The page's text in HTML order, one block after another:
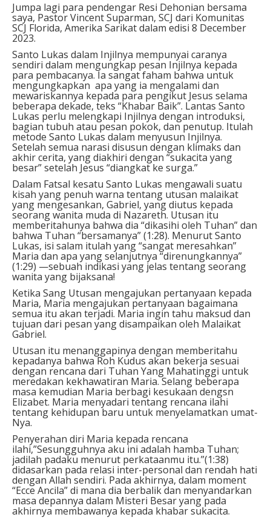
Jumpa lagi para pendengar Resi Dehonian bersama
saya, Pastor Vincent Suparman, SCJ dari Komunitas
SCJ Florida, Amerika Sarikat dalam edisi 8 December
2023.
Santo Lukas dalam Injilnya mempunyai caranya
sendiri dalam mengungkap pesan Injilnya kepada
para pembacanya. Ia sangat faham bahwa untuk
mengungkapkan apa yang ia mengalami dan
mewariskannya kepada para pengikut Jesus selama
beberapa dekade, teks “Khabar Baik”. Lantas Santo
Lukas perlu melengkapi Injilnya dengan introduksi,
bagian tubuh atau pesan pokok, dan penutup. Itulah
metode Santo Lukas dalam menyusun Injilnya.
Setelah semua narasi disusun dengan klimaks dan
akhir cerita, yang diakhiri dengan “sukacita yang
besar” setelah Jesus “diangkat ke surga.”
Dalam Fatsal kesatu Santo Lukas mengawali suatu
kisah yang penuh warna tentang utusan malaikat
yang mengesankan, Gabriel, yang diutus kepada
seorang wanita muda di Nazareth. Utusan itu
memberitahunya bahwa dia “dikasihi oleh Tuhan” dan
bahwa Tuhan “bersamanya” (1:28). Menurut Santo
Lukas, isi salam itulah yang “sangat meresahkan”
Maria dan apa yang selanjutnya “direnungkannya”
(1:29) —sebuah indikasi yang jelas tentang seorang
wanita yang bijaksana!
Ketika Sang Utusan mengajukan pertanyaan kepada
Maria, Maria mengajukan pertanyaan bagaimana
semua itu akan terjadi. Maria ingin tahu maksud dan
tujuan dari pesan yang disampaikan oleh Malaikat
Gabriel.
Utusan itu menanggapinya dengan memberitahu
kepadanya bahwa Roh Kudus akan bekerja sesuai
dengan rencana dari Tuhan Yang Mahatinggi untuk
meredakan kekhawatiran Maria. Selang beberapa
masa kemudian Maria berbagi kesukaan dengsn
Elizabet. Maria menyadari tentang rencana ilahi
tentang kehidupan baru untuk menyelamatkan umat-
Nya.
Penyerahan diri Maria kepada rencana
ilahi,”Sesungguhnya aku ini adalah hamba Tuhan;
jadilah padaku menurut perkataanmu itu.”(1:38)
didasarkan pada relasi inter-personal dan rendah hati
dengan Allah sendiri. Pada akhirnya, dalam moment
“Ecce Ancila” di mana dia berbalik dan menyandarkan
masa depannya dalam Misteri Besar yang pada
akhirnya membawanya kepada khabar sukacita.